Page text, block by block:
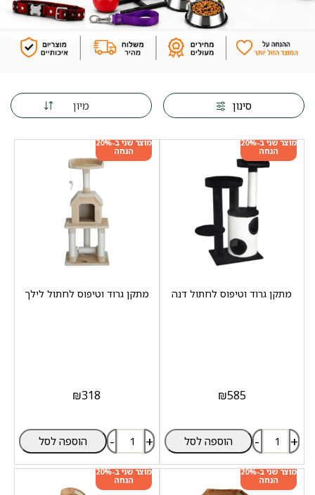
סינון מיון
מוצר שני ב-20%
הנחה
מתקן גרוד וטיפוס לחתול דנה
₪585
- + הוספה לסל
מוצר שני ב-20%
הנחה
מתקן גרוד וטיפוס לחתול לילך
₪318
- + הוספה לסל
מוצר שני ב-20%
הנחה
מוצר שני ב-20%
הנחה